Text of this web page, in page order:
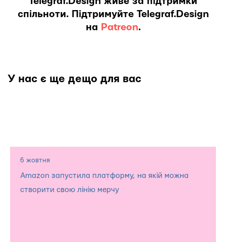
спільноти. Підтримуйте Telegraf.Design
на Patreon.
У нас є ще дещо для вас
6 жовтня
Amazon запустила платформу, на якій можна
створити свою лінію мерчу